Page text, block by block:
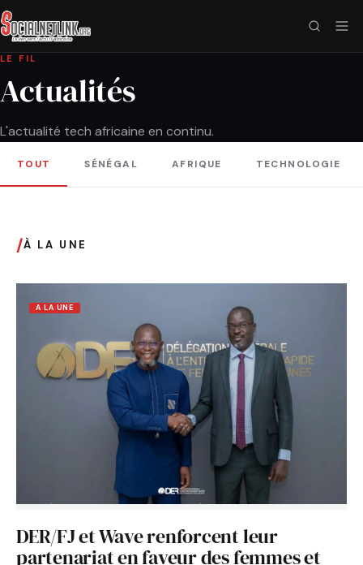
LE FIL
Actualités
L'actualité tech africaine en continu.
TOUT SÉNÉGAL AFRIQUE TECHNOLOGIE
/À LA UNE
A LA UNE
DER/FJ et Wave renforcent leur
partenariat en faveur des femmes et